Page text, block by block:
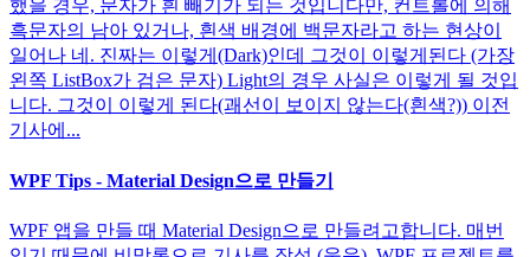
했을 경우, 문자가 흰 빼기가 되는 것입니다만, 컨트롤에 의해
흑문자의 남아 있거나, 흰색 배경에 백문자라고 하는 현상이
일어나 네. 진짜는 이렇게(Dark)인데 그것이 이렇게된다 (가장
왼쪽 ListBox가 검은 문자) Light의 경우 사실은 이렇게 될 것입
니다. 그것이 이렇게 된다(괘선이 보이지 않는다(흰색?)) 이전
기사에...
WPF Tips - Material Design으로 만들기
WPF 앱을 만들 때 Material Design으로 만들려고합니다. 매번